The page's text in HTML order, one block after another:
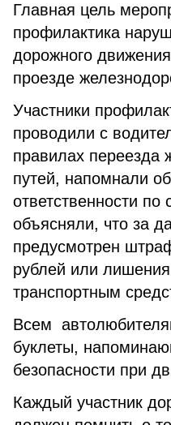
Главная цель
профилактика
дорожного
проезде
Участники
проводили с
правилах переезда
путей, напомнали
ответственности
объясняли, что за
предусмотрен
рублей или
транспортным
Всем
буклеты,
безопасности при
Каждый участник